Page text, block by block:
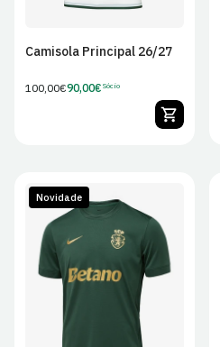
Camisola Principal 26/27
Preço
100,00€Preço
90,00€ Sócio
Novidade
S M L XL